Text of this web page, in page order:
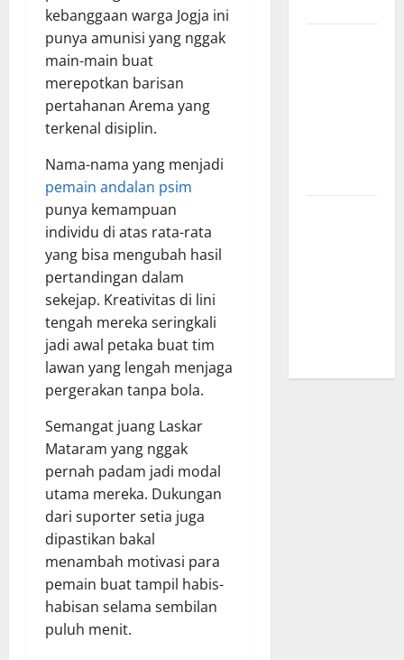
kebanggaan warga Jogja ini
punya amunisi yang nggak
main-main buat
merepotkan barisan
pertahanan Arema yang
terkenal disiplin.
Nama-nama yang menjadi
pemain andalan psim
punya kemampuan
individu di atas rata-rata
yang bisa mengubah hasil
pertandingan dalam
sekejap. Kreativitas di lini
tengah mereka seringkali
jadi awal petaka buat tim
lawan yang lengah menjaga
pergerakan tanpa bola.
Semangat juang Laskar
Mataram yang nggak
pernah padam jadi modal
utama mereka. Dukungan
dari suporter setia juga
dipastikan bakal
menambah motivasi para
pemain buat tampil habis-
habisan selama sembilan
puluh menit.